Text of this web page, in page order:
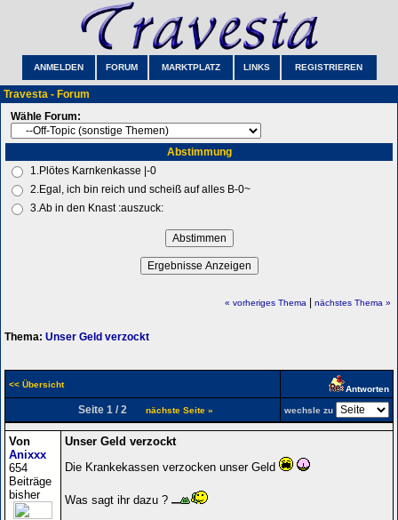
ANMELDEN FORUM MARKTPLATZ LINKS REGISTRIEREN
Travesta - Forum
Wähle Forum:
Abstimmung
1.Plötes Karnkenkasse |-0
2.Egal, ich bin reich und scheiß auf alles B-0~
3.Ab in den Knast :auszuck:
« vorheriges Thema nächstes Thema »
Thema: Unser Geld verzockt
<< Übersicht Antworten
Seite 1 / 2 nächste Seite » wechsle zu
Von
Anixxx
654
Beiträge
bisher
Unser Geld verzockt
Die Krankekassen verzocken unser Geld
Was sagt ihr dazu ?